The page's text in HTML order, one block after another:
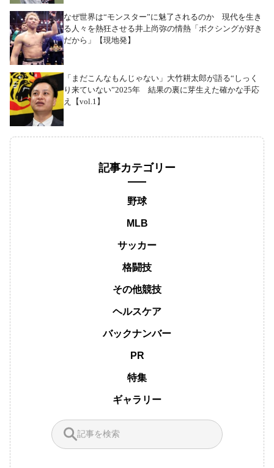
なぜ世界は“モンスター”に魅了されるのか 現代を生き
る人々を熱狂させる井上尚弥の情熱「ボクシングが好き
だから」【現地発】
「まだこんなもんじゃない」大竹耕太郎が語る“しっく
り来ていない”2025年 結果の裏に芽生えた確かな手応
え【vol.1】
記事カテゴリー
野球
MLB
サッカー
格闘技
その他競技
ヘルスケア
バックナンバー
PR
特集
ギャラリー